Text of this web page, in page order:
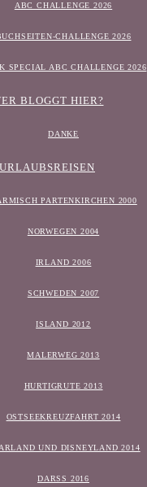
ABC CHALLENGE 2026
CHALLENGE 2026
SPECIAL ABC CHALLENGE 2026
BLOGGT HIER?
DANKE
URLAUBSREISEN
PARTENKIRCHEN 2000
NORWEGEN 2004
IRLAND 2006
SCHWEDEN 2007
ISLAND 2012
MALERWEG 2013
HURTIGRUTE 2013
OSTSEEKREUZFAHRT 2014
UND DISNEYLAND 2014
DARSS 2016